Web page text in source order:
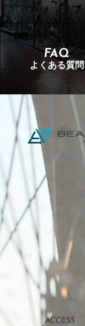
FAQ
よくある質問
ACCESS